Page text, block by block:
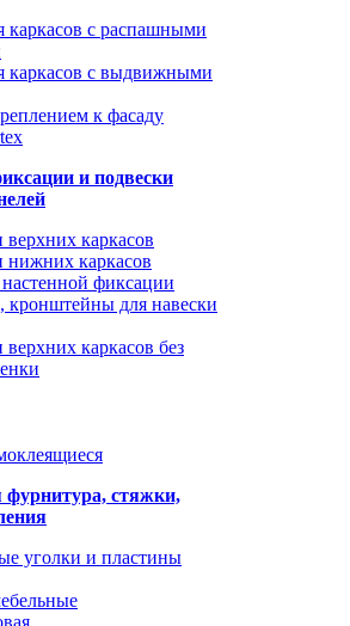
каркасов с распашными
каркасов с выдвижными
к фасаду
и подвески
каркасов
нижних каркасов
фиксации
для навески
каркасов без
фурнитура, стяжки,
уголки и пластины